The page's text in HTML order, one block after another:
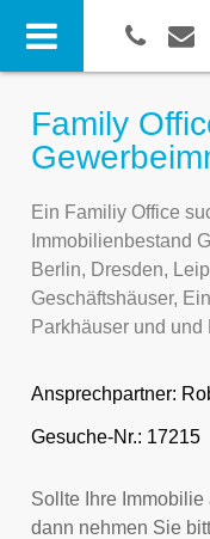
Family
Ein Familiy Office
Immobilienbestand
Berlin, Dresden,
Geschäftshäuser,
Parkhäuser und
Ansprechpartner:
Gesuche-Nr.: 17215
Sollte Ihre
dann nehmen Sie